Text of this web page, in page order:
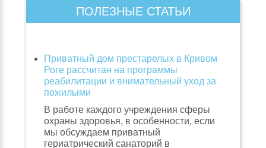
ПОЛЕЗНЫЕ СТАТЬИ
Приватный дом престарелых в Кривом
Роге рассчитан на программы
реабилитации и внимательный уход за
пожилыми
В работе каждого учреждения сферы
охраны здоровья, в особенности, если
мы обсуждаем приватный
гериатрический санаторий в